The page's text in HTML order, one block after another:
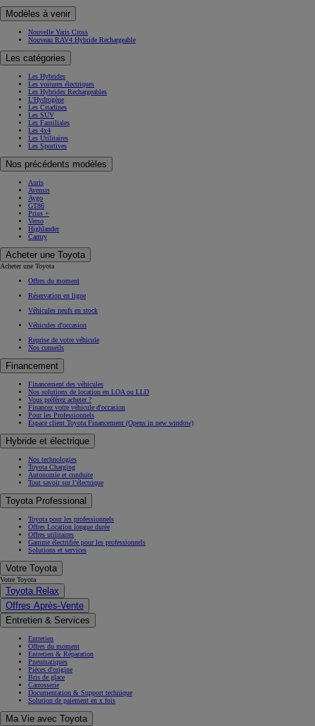
Modèles à venir
Nouvelle Yaris Cross
Nouveau RAV4 Hybride Rechargeable
Les catégories
Les Hybrides
Les voitures électriques
Les Hybrides Rechargeables
L'Hydrogène
Les Citadines
Les SUV
Les Familiales
Les 4x4
Les Utilitaires
Les Sportives
Nos précédents modèles
Auris
Avensis
Aygo
GT86
Prius +
Verso
Highlander
Camry
Acheter une Toyota
Acheter une Toyota
Offres du moment
Réservation en ligne
Véhicules neufs en stock
Véhicules d'occasion
Reprise de votre véhicule
Nos conseils
Financement
Financement des véhicules
Nos solutions de location en LOA ou LLD
Vous préférez acheter ?
Financez votre véhicule d'occasion
Pour les Professionnels
Espace client Toyota Financement (Opens in new window)
Hybride et électrique
Nos technologies
Toyota Charging
Autonomie et conduite
Tout savoir sur l’électrique
Toyota Professional
Toyota pour les professionnels
Offres Location longue durée
Offres utilitaires
Gamme électrifiée pour les professionnels
Solutions et services
Votre Toyota
Votre Toyota
Toyota Relax
Offres Après-Vente
Entretien & Services
Entretien
Offres du moment
Entretien & Réparation
Pneumatiques
Pièces d'origine
Bris de glace
Carrosserie
Documentation & Support technique
Solution de paiement en x fois
Ma Vie avec Toyota